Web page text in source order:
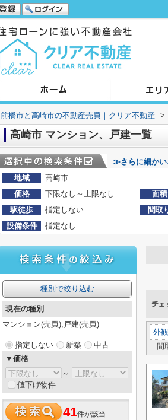
前橋市と高崎市の不動産売買｜クリア不動産 >
高崎市 マンション、戸建一覧
≫さらに細かい
地域
高崎市
価格
下限なし～上限なし 面積
駅徒歩
指定しない 間取
設備条件
指定なし
外観
間
種別で絞り込む
現在の種別
マンション(売買),戸建(売買)
指定しない 新築
中古
▼価格
～
値下げ物件
41件が該当